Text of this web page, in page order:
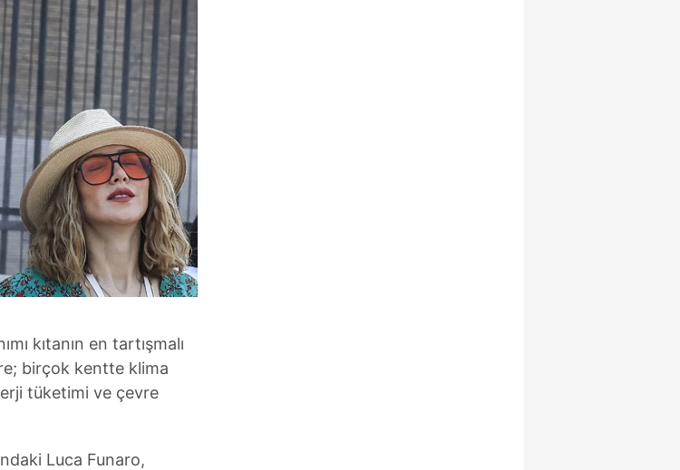
kıtanın en tartışmalı
birçok kentte klima
tüketimi ve çevre
Luca Funaro,